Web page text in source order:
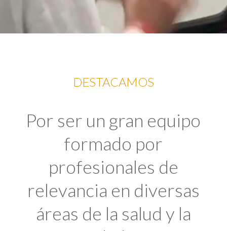
DESTACAMOS
Por ser un gran equipo
formado por
profesionales de
relevancia en diversas
áreas de la salud y la